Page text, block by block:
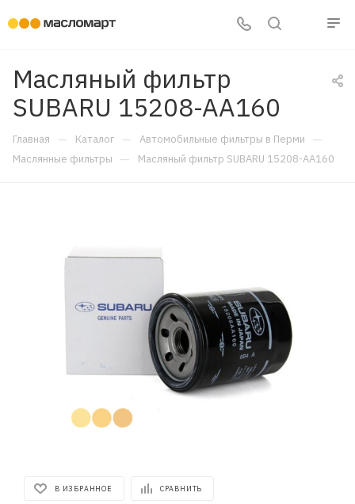
Масляный фильтр
SUBARU 15208-AA160
Главная — Каталог — Автомобильные фильтры в Перми —
Маслянные фильтры — Масляный фильтр SUBARU 15208-AA160
В ИЗБРАННОЕ СРАВНИТЬ